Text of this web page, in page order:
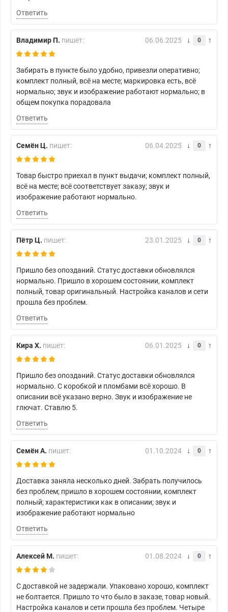
Ответить
Владимир П. пишет: 06.06.2025 0
Забирать в пункте было удобно, привезли оперативно;
комплект полный, всё на месте; маркировка есть, всё
нормально; звук и изображение работают нормально; в
общем покупка порадовала
Ответить
Семён Ц. пишет: 06.04.2025 0
Товар быстро приехал в пункт выдачи; комплект полный,
всё на месте; всё соответствует заказу; звук и
изображение работают нормально.
Ответить
Пётр Ц. пишет: 23.01.2025 0
Пришло без опозданий. Статус доставки обновлялся
нормально. Пришло в хорошем состоянии, комплект
полный, товар оригинальный. Настройка каналов и сети
прошла без проблем.
Ответить
Кира Х. пишет: 06.01.2025 0
Пришло без опозданий. Статус доставки обновлялся
нормально. С коробкой и пломбами всё хорошо. В
описании всё указано верно. Звук и изображение не
глючат. Ставлю 5.
Ответить
Семён А. пишет: 01.10.2024 0
Доставка заняла несколько дней. Забрать получилось
без проблем; пришло в хорошем состоянии, комплект
полный; характеристики как в описании; звук и
изображение работают нормально
Ответить
Алексей М. пишет: 01.08.2024 0
С доставкой не задержали. Упаковано хорошо, комплект
не болтается. Пришло то что было в заказе, товар новый.
Настройка каналов и сети прошла без проблем. Четыре